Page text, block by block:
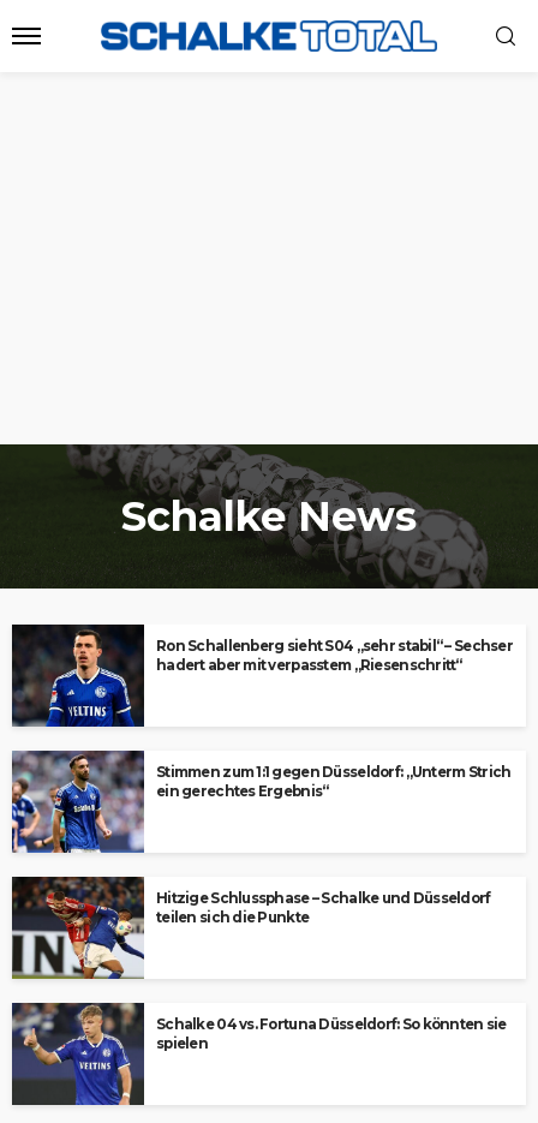
Schalke News
Ron Schallenberg sieht S04 „sehr stabil“ – Sechser
hadert aber mit verpasstem „Riesenschritt“
Stimmen zum 1:1 gegen Düsseldorf: „Unterm Strich
ein gerechtes Ergebnis“
Hitzige Schlussphase – Schalke und Düsseldorf
teilen sich die Punkte
Schalke 04 vs. Fortuna Düsseldorf: So könnten sie
spielen